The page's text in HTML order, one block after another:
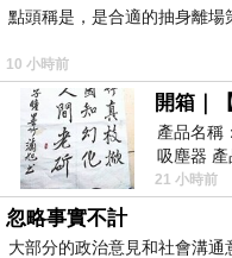
而且24小時都能買
門也不用看店員臉色
網路上購買~~
於是我參考了其他網
彈性絲襪的推薦開箱
點頭稱是，是合適的抽身離場
10 小時前
產品名稱
吸塵器
線手持吸
21 小時前
忽略事實不計
大部分的政治意見和社會溝